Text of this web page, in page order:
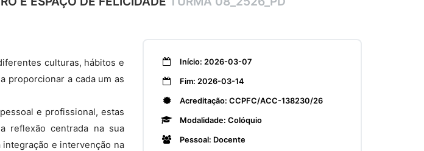
culturas, hábitos e
proporcionar a cada um as
e profissional, estas
reflexão centrada na sua
e intervenção na
Início: 2026-03-07
Fim: 2026-03-14
Acreditação: CCPFC/ACC-138230/26
Modalidade: Colóquio
Pessoal: Docente